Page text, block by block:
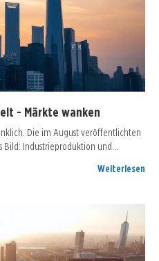
- Märkte wanken
Die im August veröffentlichten
Industrieproduktion und…
Weiterlesen